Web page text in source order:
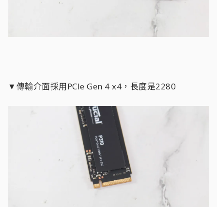
▼傳輸介面採用PCIe Gen 4 x4，長度是2280